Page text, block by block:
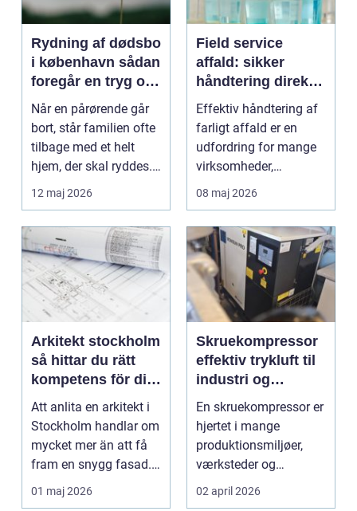
Rydning af dødsbo
i københavn sådan
foregår en tryg og
effektiv proces
Når en pårørende går
bort, står familien ofte
tilbage med et helt
hjem, der skal ryddes.
Møbler, per...
12 maj 2026
Field service
affald: sikker
håndtering direkte
hos virksomheden
Effektiv håndtering af
farligt affald er en
udfordring for mange
virksomheder,
laboratorier og...
08 maj 2026
Arkitekt stockholm
så hittar du rätt
kompetens för ditt
projekt
Att anlita en arkitekt i
Stockholm handlar om
mycket mer än att få
fram en snygg fasad.
En bra arkit...
01 maj 2026
Skruekompressor
effektiv trykluft til
industri og
værksted
En skruekompressor er
hjertet i mange
produktionsmiljøer,
værksteder og
autobranchen. Når der
er bru...
02 april 2026